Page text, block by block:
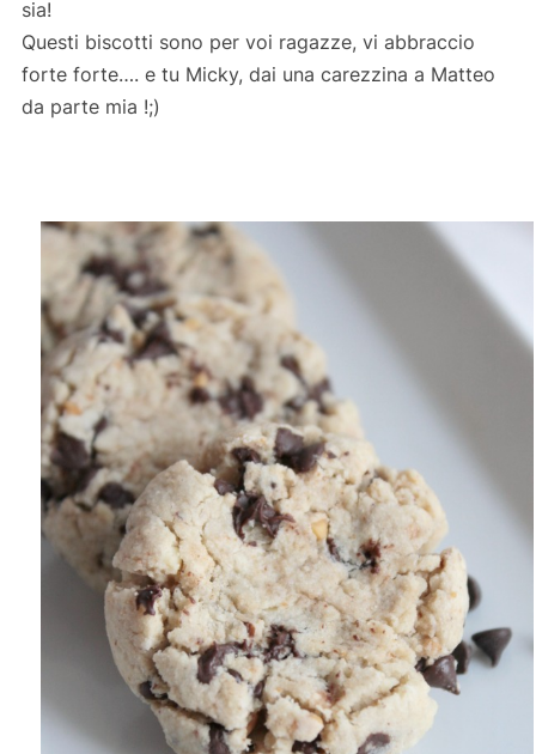
sia!
Questi biscotti sono per voi ragazze, vi abbraccio
forte forte…. e tu Micky, dai una carezzina a Matteo
da parte mia !;)